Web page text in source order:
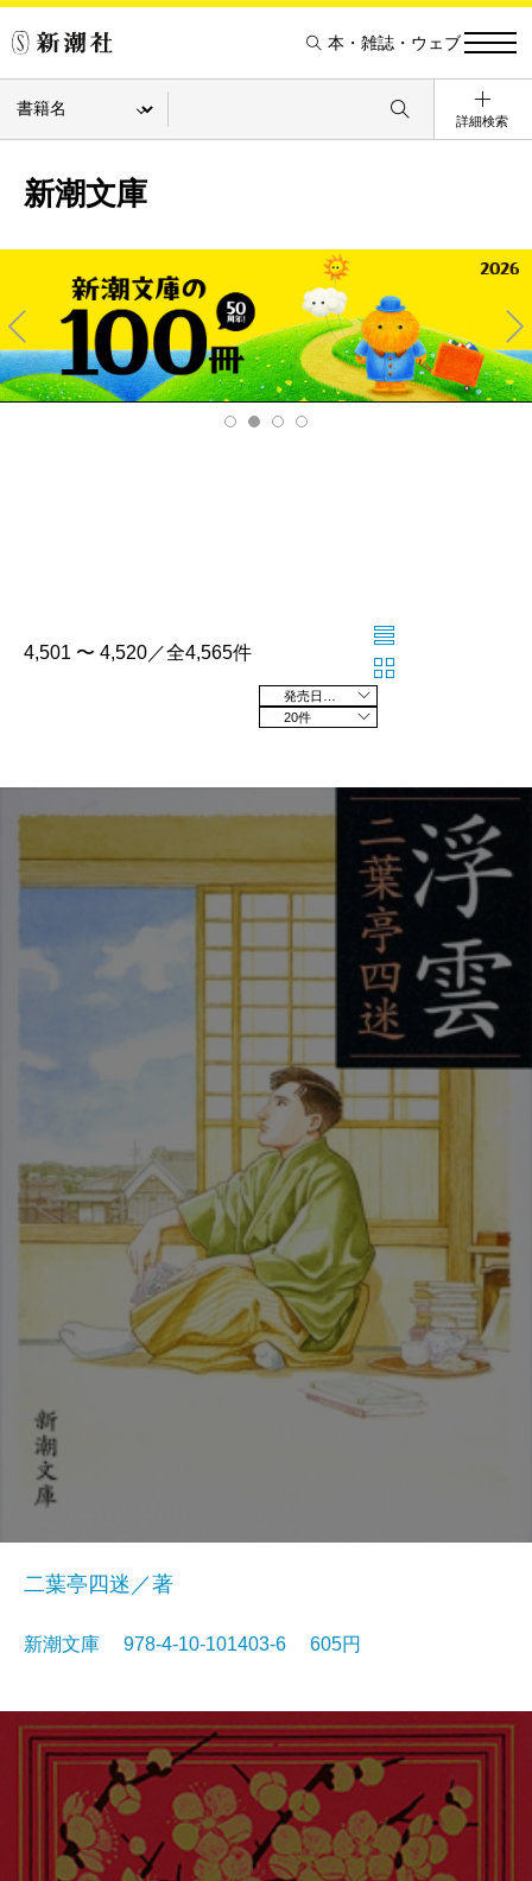
本・雑誌・ウェブ
詳細検索
新潮文庫
Pre
v
Ne
xt
4,501 〜 4,520／全4,565件
20件
二葉亭四迷／著
新潮文庫 978-4-10-101403-6 605円